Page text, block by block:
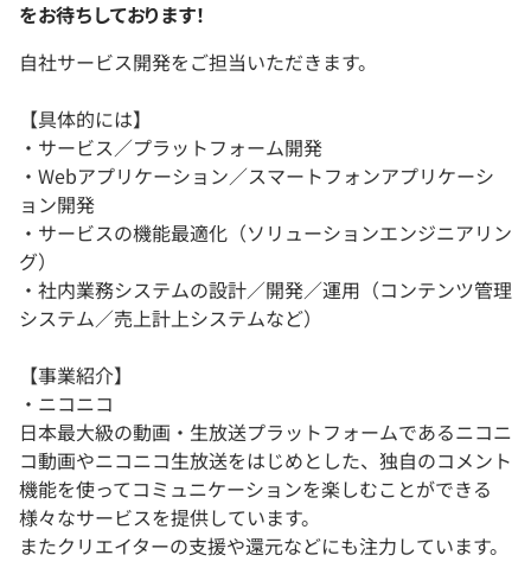
をお待ちしております！
自社サービス開発をご担当いただきます。
【具体的には】
・サービス／プラットフォーム開発
・Webアプリケーション／スマートフォンアプリケーシ
ョン開発
・サービスの機能最適化（ソリューションエンジニアリン
グ）
・社内業務システムの設計／開発／運用（コンテンツ管理
システム／売上計上システムなど）
【事業紹介】
・ニコニコ
日本最大級の動画・生放送プラットフォームであるニコニ
コ動画やニコニコ生放送をはじめとした、独自のコメント
機能を使ってコミュニケーションを楽しむことができる
様々なサービスを提供しています。
またクリエイターの支援や還元などにも注力しています。